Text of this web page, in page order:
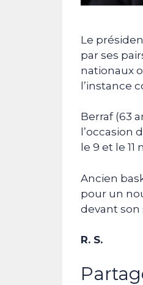
Le
par ses
nationaux
l’instance
Berraf (63
l’occasion
le 9 et le 11
Ancien
pour un
devant son
R. S.